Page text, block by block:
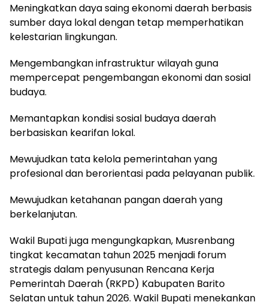
Meningkatkan daya saing ekonomi daerah berbasis
sumber daya lokal dengan tetap memperhatikan
kelestarian lingkungan.
Mengembangkan infrastruktur wilayah guna
mempercepat pengembangan ekonomi dan sosial
budaya.
Memantapkan kondisi sosial budaya daerah
berbasiskan kearifan lokal.
Mewujudkan tata kelola pemerintahan yang
profesional dan berorientasi pada pelayanan publik.
Mewujudkan ketahanan pangan daerah yang
berkelanjutan.
Wakil Bupati juga mengungkapkan, Musrenbang
tingkat kecamatan tahun 2025 menjadi forum
strategis dalam penyusunan Rencana Kerja
Pemerintah Daerah (RKPD) Kabupaten Barito
Selatan untuk tahun 2026. Wakil Bupati menekankan